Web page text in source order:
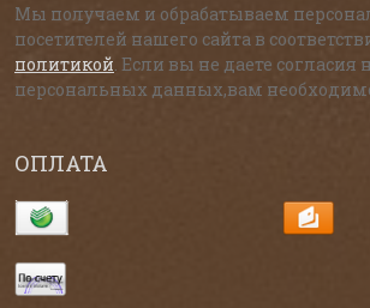
Мы получаем и обрабатываем
посетителей нашего сайта в
политикой . Если вы не даете согласия
персональных данных,вам
ОПЛАТА